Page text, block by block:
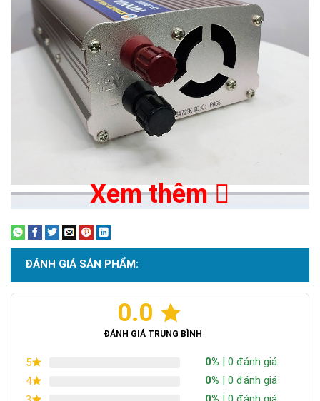
Xem thêm
ĐÁNH GIÁ SẢN PHẨM:
0.0
ĐÁNH GIÁ TRUNG BÌNH
5 0% | 0 đánh giá
4
0% | 0 đánh giá